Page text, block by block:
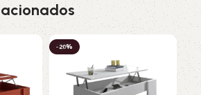
-20% -